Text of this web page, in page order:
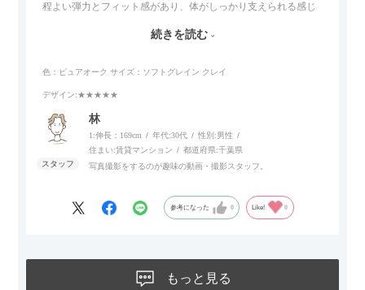
程よい弾力とフィット感があり、体がしっかり支えられる感じ
リラックスタイムによさそうでした。回転タイプなので、個人
す。
続きを読む
色：ピュアオーク サイズ：ソフトグレイン クレイ
デザイン:★★★★★
林
1:伸長：169cm 年代:30代 性別:男性
住まい:賃貸マンション 都道府県:千葉県
写真撮影をするのが趣味の動画・撮影スタッフ。
参考になった 0 Like! 0
もっと見る